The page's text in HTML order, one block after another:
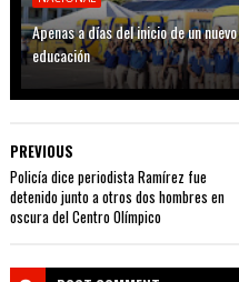
Apenas a días del inicio de un
educación
PREVIOUS
Policía dice periodista Ramírez fue
detenido junto a otros dos hombres en
oscura del Centro Olímpico